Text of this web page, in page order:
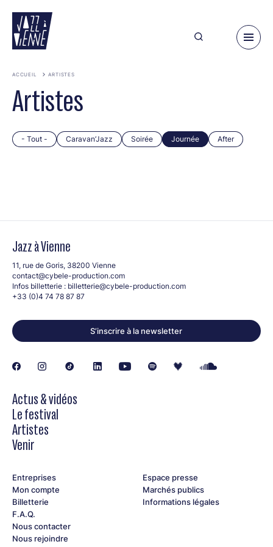
contenu
principal
ACCUEIL ARTISTES
Artistes
- Tout - Caravan’Jazz Soirée Journée After
Jazz à Vienne
11, rue de Goris, 38200 Vienne
contact@cybele-production.com
Infos billetterie : billetterie@cybele-production.com
+33 (0)4 74 78 87 87
S’inscrire à la newsletter
Actus & vidéos
Le festival
Artistes
Venir
Entreprises
Mon compte
Billetterie
F.A.Q.
Nous contacter
Nous rejoindre
Espace presse
Marchés publics
Informations légales